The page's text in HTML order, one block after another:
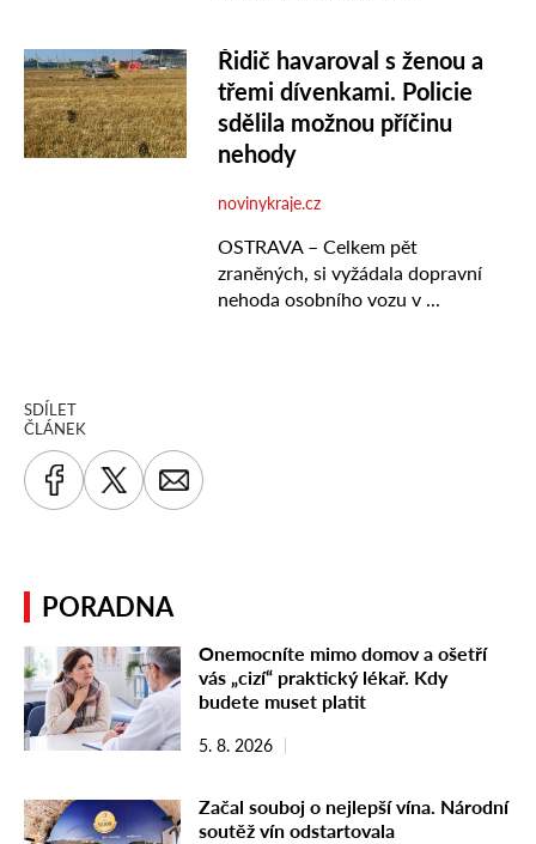
SDÍLET
ČLÁNEK
PORADNA
Onemocníte mimo domov a ošetří
vás „cizí“ praktický lékař. Kdy
budete muset platit
5. 8. 2026
Začal souboj o nejlepší vína. Národní
soutěž vín odstartovala